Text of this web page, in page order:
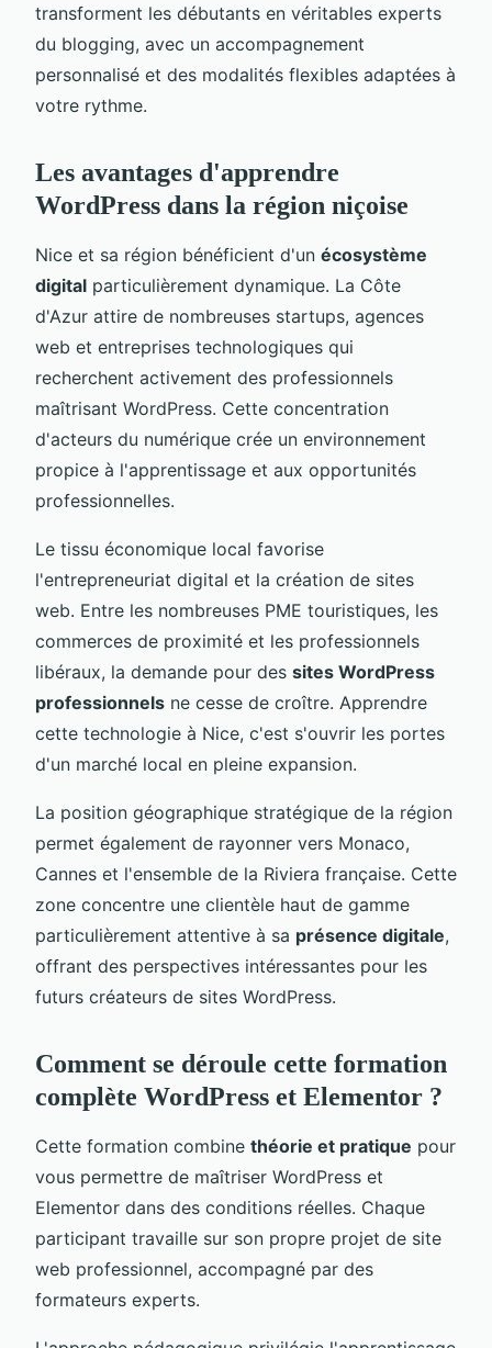
transforment les débutants en véritables experts
du blogging, avec un accompagnement
personnalisé et des modalités flexibles adaptées à
votre rythme.
Les avantages d'apprendre
WordPress dans la région niçoise
Nice et sa région bénéficient d'un écosystème
digital particulièrement dynamique. La Côte
d'Azur attire de nombreuses startups, agences
web et entreprises technologiques qui
recherchent activement des professionnels
maîtrisant WordPress. Cette concentration
d'acteurs du numérique crée un environnement
propice à l'apprentissage et aux opportunités
professionnelles.
Le tissu économique local favorise
l'entrepreneuriat digital et la création de sites
web. Entre les nombreuses PME touristiques, les
commerces de proximité et les professionnels
libéraux, la demande pour des sites WordPress
professionnels ne cesse de croître. Apprendre
cette technologie à Nice, c'est s'ouvrir les portes
d'un marché local en pleine expansion.
La position géographique stratégique de la région
permet également de rayonner vers Monaco,
Cannes et l'ensemble de la Riviera française. Cette
zone concentre une clientèle haut de gamme
particulièrement attentive à sa présence digitale,
offrant des perspectives intéressantes pour les
futurs créateurs de sites WordPress.
Comment se déroule cette formation
complète WordPress et Elementor ?
Cette formation combine théorie et pratique pour
vous permettre de maîtriser WordPress et
Elementor dans des conditions réelles. Chaque
participant travaille sur son propre projet de site
web professionnel, accompagné par des
formateurs experts.